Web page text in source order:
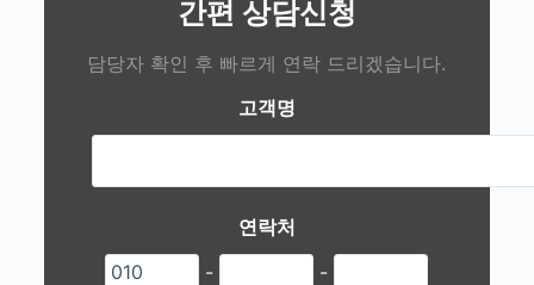
간편 상담신청
담당자 확인 후 빠르게 연락 드리겠습니다.
고객명
연락처
-
-